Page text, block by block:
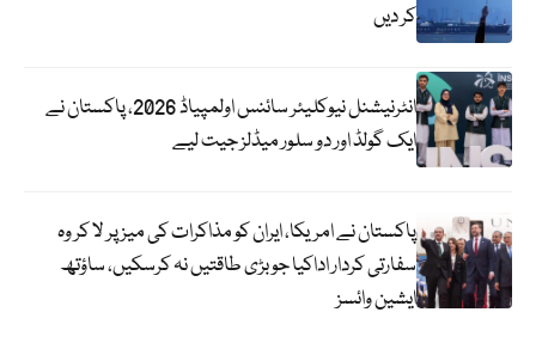
کر دیں
انٹرنیشنل نیوکلیئر سائنس اولمپیاڈ 2026، پاکستان نے
ایک گولڈ اور دو سلور میڈلز جیت لیے
پاکستان نے امریکا، ایران کو مذاکرات کی میز پر لا کر وہ
سفارتی کردار اداکیا جو بڑی طاقتیں نہ کرسکیں، ساؤتھ
ایشین وائسز